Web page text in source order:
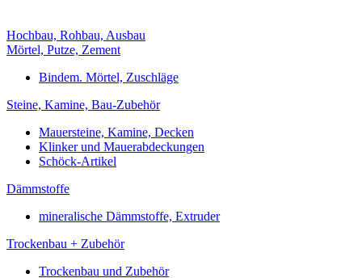
Hochbau, Rohbau, Ausbau
Mörtel, Putze, Zement
Bindem. Mörtel, Zuschläge
Steine, Kamine, Bau-Zubehör
Mauersteine, Kamine, Decken
Klinker und Mauerabdeckungen
Schöck-Artikel
Dämmstoffe
mineralische Dämmstoffe, Extruder
Trockenbau + Zubehör
Trockenbau und Zubehör